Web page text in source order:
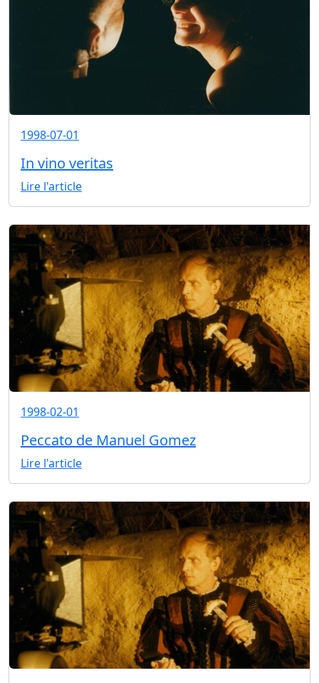
1998-07-01
In vino veritas
Lire l'article
1998-02-01
Peccato de Manuel Gomez
Lire l'article